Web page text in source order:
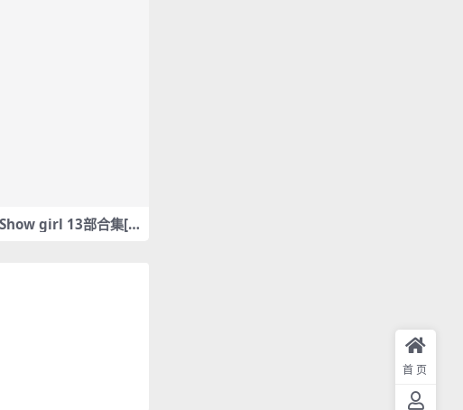
girl 13部合集[2.
首页